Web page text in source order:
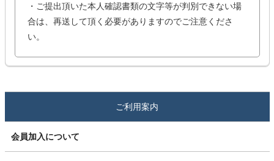
・ご提出頂いた本人確認書類の文字等が判別できない場
合は、再送して頂く必要がありますのでご注意くださ
い。
ご利用案内
会員加入について